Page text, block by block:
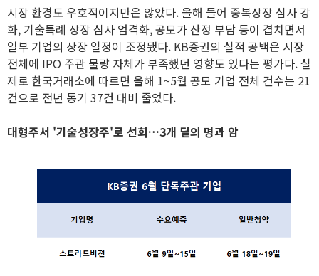
시장 환경도 우호적이지만은 않았다. 올해 들어 중복상장 심사 강
화, 기술특례 상장 심사 엄격화, 공모가 산정 부담 등이 겹치면서
일부 기업의 상장 일정이 조정됐다. KB증권의 실적 공백은 시장
전체에 IPO 주관 물량 자체가 부족했던 영향도 있다는 평가다. 실
제로 한국거래소에 따르면 올해 1~5월 공모 기업 전체 건수는 21
건으로 전년 동기 37건 대비 줄었다.
대형주서 '기술성장주'로 선회…3개 딜의 명과 암